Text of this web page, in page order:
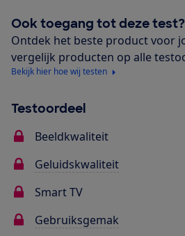
Ook toegang tot deze test?
Ontdek het beste product voor
vergelijk producten op alle
Bekijk hier hoe wij testen
Testoordeel
Beeldkwaliteit
Geluidskwaliteit
Smart TV
Gebruiksgemak